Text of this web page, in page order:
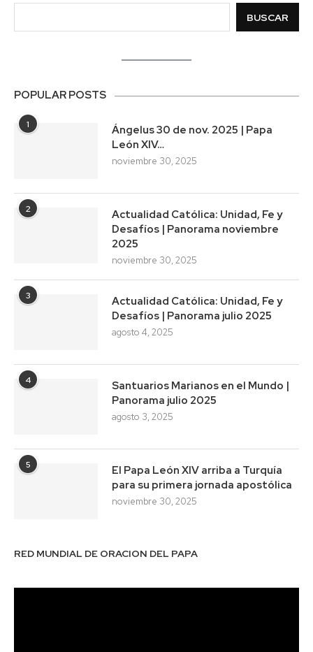
BUSCAR
POPULAR POSTS
1
Ángelus 30 de nov. 2025 | Papa
León XIV…
noviembre 30, 2025
2
Actualidad Católica: Unidad, Fe y
Desafíos | Panorama noviembre
2025
noviembre 30, 2025
3
Actualidad Católica: Unidad, Fe y
Desafíos | Panorama julio 2025
agosto 4, 2025
4
Santuarios Marianos en el Mundo |
Panorama julio 2025
agosto 3, 2025
5
El Papa León XIV arriba a Turquía
para su primera jornada apostólica
noviembre 30, 2025
RED MUNDIAL DE ORACION DEL PAPA